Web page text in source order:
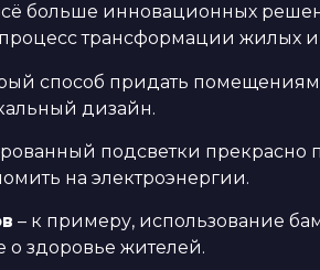
больше инновационных
трансформации жилых
способ придать
дизайн.
подсветки прекрасно
на электроэнергии.
– к примеру, использование
о здоровье жителей.